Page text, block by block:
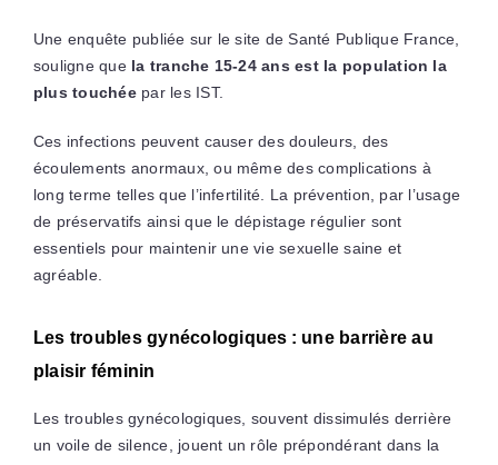
Une enquête publiée sur le site de Santé Publique France,
souligne que la tranche 15-24 ans est la population la
plus touchéepar les IST.
Ces infections peuvent causer des douleurs, des
écoulements anormaux, ou même des complications à
long terme telles que l’infertilité. La prévention, par l’usage
de préservatifs ainsi que le dépistage régulier sont
essentiels pour maintenir une vie sexuelle saine et
agréable.
Les troubles gynécologiques : une barrière au
plaisir féminin
Les troubles gynécologiques, souvent dissimulés derrière
un voile de silence, jouent un rôle prépondérant dans la